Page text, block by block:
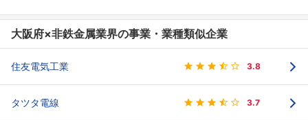
大阪府×非鉄金属業界の事業・業種類似企業
住友電気工業 3.8
タツタ電線 3.7